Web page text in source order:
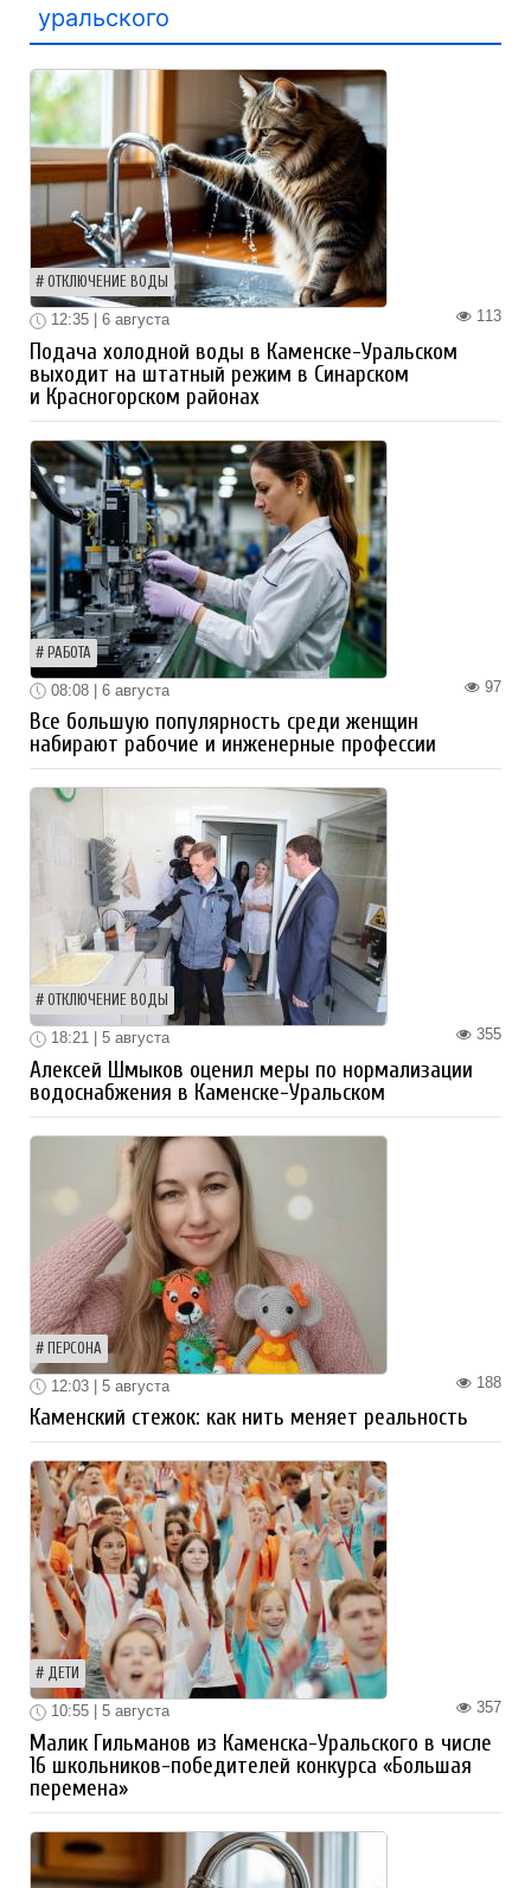
уральского
ОТКЛЮЧЕНИЕ ВОДЫ
113
12:35 | 6 августа
Подача холодной воды в Каменске-Уральском
выходит на штатный режим в Синарском
и Красногорском районах
РАБОТА
97
08:08 | 6 августа
Все большую популярность среди женщин
набирают рабочие и инженерные профессии
ОТКЛЮЧЕНИЕ ВОДЫ
355
18:21 | 5 августа
Алексей Шмыков оценил меры по нормализации
водоснабжения в Каменске-Уральском
ПЕРСОНА
188
12:03 | 5 августа
Каменский стежок: как нить меняет реальность
ДЕТИ
357
10:55 | 5 августа
Малик Гильманов из Каменска-Уральского в числе
16 школьников-победителей конкурса «Большая
перемена»